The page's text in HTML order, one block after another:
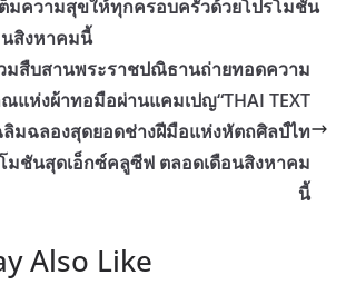
มความสุขให้ทุกครอบครัวด้วยโปรโมชั่น
นสิงหาคมนี้
มสืบสานพระราชปณิธานถ่ายทอดความ
ห่งผ้าทอมือผ่านแคมเปญ“THAI TEXT
ฉลิมฉลองสุดยอดช่างฝีมือแห่งหัตถศิลป์ไท
มชันสุดเอ็กซ์คลูซีฟ ตลอดเดือนสิงหาคม
นี้
Also Like